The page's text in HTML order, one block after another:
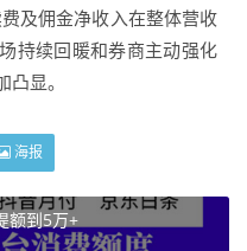
及佣金净收入在整体营收
持续回暖和券商主动强化
显。
海报
额到5万+